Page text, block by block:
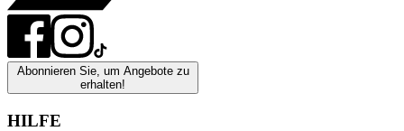
Abonnieren Sie, um Angebote zu
erhalten!
HILFE